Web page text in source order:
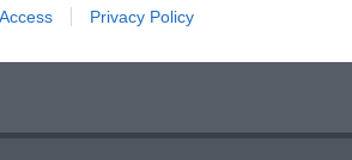
Privacy Policy
fognature euro
nausea